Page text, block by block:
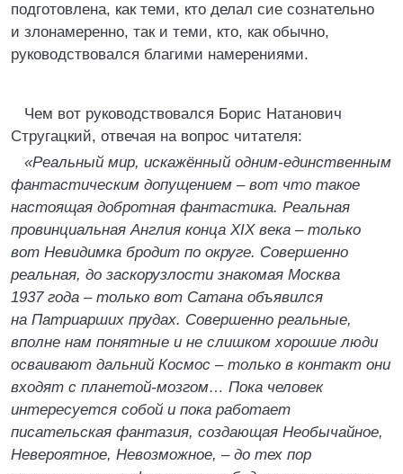
подготовлена, как теми, кто делал сие сознательно
и злонамеренно, так и теми, кто, как обычно,
руководствовался благими намерениями.
Чем вот руководствовался Борис Натанович
Стругацкий, отвечая на вопрос читателя:
«Реальный мир, искажённый одним-единственным
фантастическим допущением – вот что такое
настоящая добротная фантастика. Реальная
провинциальная Англия конца XIX века – только
вот Невидимка бродит по округе. Совершенно
реальная, до заскорузлости знакомая Москва
1937 года – только вот Сатана объявился
на Патриарших прудах. Совершенно реальные,
вполне нам понятные и не слишком хорошие люди
осваивают дальний Космос – только в контакт они
входят с планетой-мозгом… Пока человек
интересуется собой и пока работает
писательская фантазия, создающая Необычайное,
Невероятное, Невозможное, – до тех пор